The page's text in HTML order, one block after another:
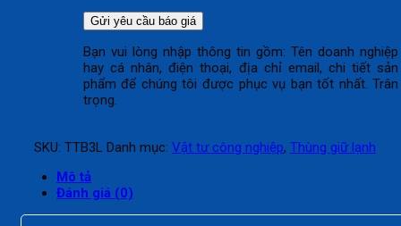
Bạn vui lòng nhập thông tin gồm: Tên doanh nghiệp
hay cá nhân, điện thoại, địa chỉ email, chi tiết sản
phẩm để chúng tôi được phục vụ bạn tốt nhất. Trân
trọng.
SKU: TTB3L Danh mục: Vật tư công nghiệp, Thùng giữ lạnh
Mô tả
Đánh giá (0)